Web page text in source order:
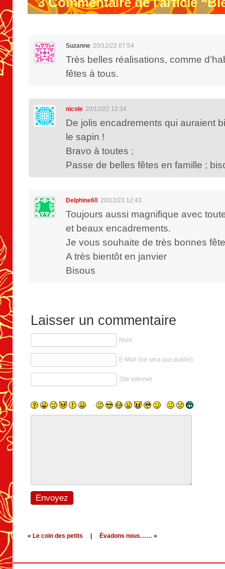
Suzanne 20/12/22 07:54
Très belles réalisations, comme
fêtes à tous.
nicole 20/12/22 12:34
De jolis encadrements qui auraient
le sapin !
Bravo à toutes ;
Passe de belles fêtes en famille ;
Delphine60 20/12/23 12:43
Toujours aussi magnifique avec
et beaux encadrements.
Je vous souhaite de très bonnes
A très bientôt en janvier
Bisous
Laisser un commentaire
Nom
E-Mail (ne sera pas publié)
Site internet
« Le coin des petits Évadons nous…… »